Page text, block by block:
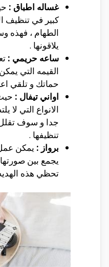
غساله اطباق :
كبير في تنظيف
الطهام ، فهذه
يلاقونها .
ساعه حريمي :
القيمه التي
حماتك و تلقي
اواني تيفال :
الانواع التي
جدا و سوف
تنظيفها .
برواز : يمكن
يجمع بين
تحظي هذه